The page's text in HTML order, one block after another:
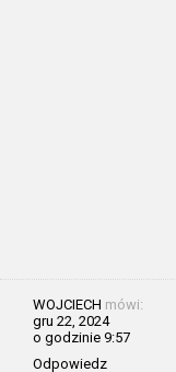
WOJCIECH mówi:
gru 22, 2024
o godzinie 9:57
Odpowiedz